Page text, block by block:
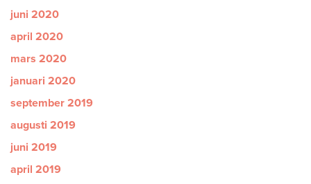
juni 2020
april 2020
mars 2020
januari 2020
september 2019
augusti 2019
juni 2019
april 2019